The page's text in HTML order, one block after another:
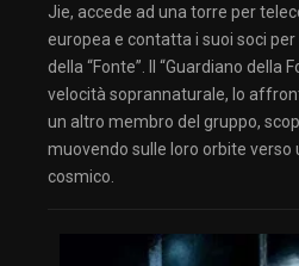
Jie, accede ad una torre per
europea e contatta i suoi soci
della “Fonte”. Il “Guardiano della
velocità soprannaturale, lo
un altro membro del gruppo,
muovendo sulle loro orbite verso
cosmico.